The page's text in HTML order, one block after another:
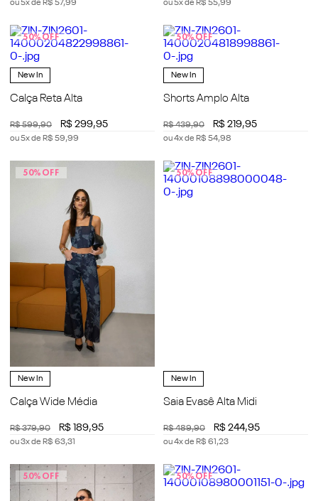
ou5x de R$ 57,99 ou5x de R$ 55,99
50%OFF
New In
Calça Reta Alta
R$599,90 R$ 299,95
ou5x de R$ 59,99
50%OFF
New In
Shorts Amplo Alta
R$439,90 R$ 219,95
ou4x de R$ 54,98
50% OFF
New In
Calça Wide Média
R$379,90 R$ 189,95
ou3x de R$ 63,31
50%OFF
New In
Saia Evasê Alta Midi
R$489,90 R$ 244,95
ou4x de R$ 61 ,23
50% OFF 50%OFF